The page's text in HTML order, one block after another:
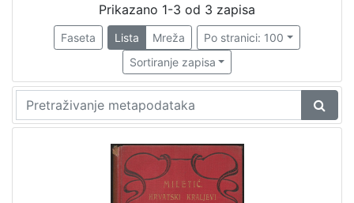
Prikazano 1-3 od 3 zapisa
Faseta Lista Mreža
Po stranici: 100
Sortiranje zapisa